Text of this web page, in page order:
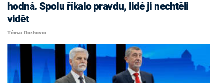
hodná. Spolu říkalo pravdu, lidé ji nechtěli
vidět
Téma: Rozhovor